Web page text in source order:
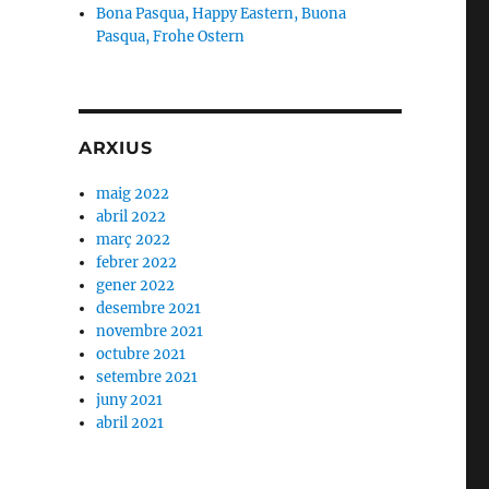
Bona Pasqua, Happy Eastern, Buona
Pasqua, Frohe Ostern
ARXIUS
maig 2022
abril 2022
març 2022
febrer 2022
gener 2022
desembre 2021
novembre 2021
octubre 2021
setembre 2021
juny 2021
abril 2021